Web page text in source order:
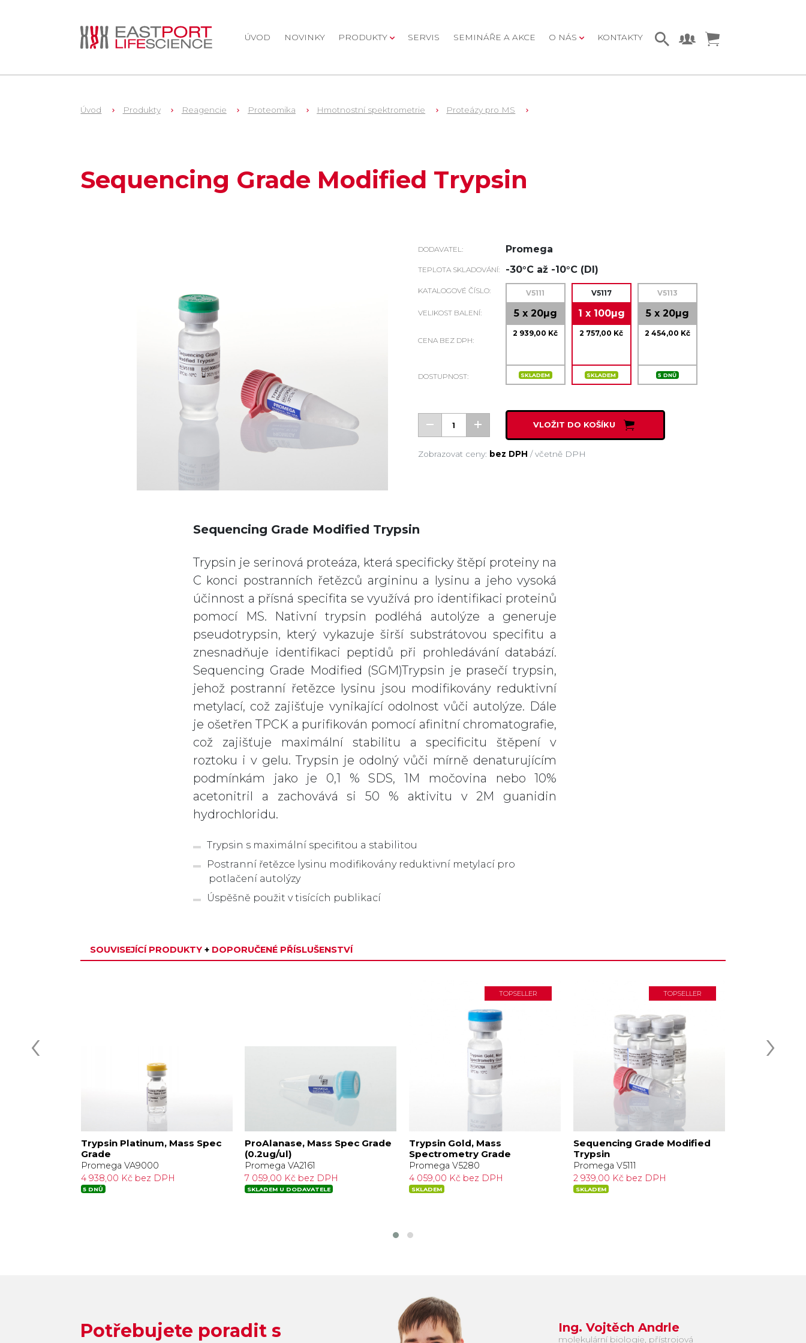
ÚVOD NOVINKY PRODUKTY SERVIS SEMINÁŘE A AKCE O NÁS KONTAKTY
Úvod Produkty Reagencie Proteomika Hmotnostní spektrometrie Proteázy pro MS
Sequencing Grade Modified Trypsin
DODAVATEL: Promega
TEPLOTA SKLADOVÁNÍ: -30°C až -10°C (DI)
KATALOGOVÉ ČÍSLO: V5111
5 x 20µg
2 939,00 Kč
SKLADEM
V5117
1 x 100µg
2 757,00 Kč
SKLADEM
V5113
5 x 20µg
2 454,00 Kč
5 DNŮ
VELIKOST BALENÍ:
CENA BEZ DPH:
DOSTUPNOST:
VLOŽIT DO KOŠÍKU
Zobrazovat ceny: bez DPH /včetně DPH
Sequencing Grade Modified Trypsin
Trypsin je serinová proteáza, která specificky štěpí proteiny na
C konci postranních řetězců argininu a lysinu a jeho vysoká
účinnost a přísná specifita se využívá pro identifikaci proteinů
pomocí MS. Nativní trypsin podléhá autolýze a generuje
pseudotrypsin, který vykazuje širší substrátovou specifitu a
znesnadňuje identifikaci peptidů při prohledávání databází.
Sequencing Grade Modified (SGM)Trypsin je prasečí trypsin,
jehož postranní řetězce lysinu jsou modifikovány reduktivní
metylací, což zajišťuje vynikající odolnost vůči autolýze. Dále
je ošetřen TPCK a purifikován pomocí afinitní chromatografie,
což zajišťuje maximální stabilitu a specificitu štěpení v
roztoku i v gelu. Trypsin je odolný vůči mírně denaturujícím
podmínkám jako je 0,1 % SDS, 1M močovina nebo 10%
acetonitril a zachovává si 50 % aktivitu v 2M guanidin
hydrochloridu.
Trypsin s maximální specifitou a stabilitou
Postranní řetězce lysinu modifikovány reduktivní metylací pro
potlačení autolýzy
Úspěšně použit v tisících publikací
SOUVISEJÍCÍ PRODUKTY+ DOPORUČENÉ PŘÍSLUŠENSTVÍ
Trypsin Platinum, Mass Spec
Grade
Promega VA9000
4 938,00 Kč bez DPH
5 DNŮ
ProAlanase, Mass Spec Grade
(0.2ug/ul)
Promega VA2161
7 059,00 Kč bez DPH
SKLADEM U DODAVATELE
Trypsin Gold, Mass
Spectrometry Grade
Promega V5280
4 059,00 Kč bez DPH
SKLADEM
TOPSELLER
Sequencing Grade Modified
Trypsin
Promega V5111
2 939,00 Kč bez DPH
SKLADEM
TOPSELLER
‹ ›
Potřebujete poradit s
Ing. Vojtěch Andrle
molekulární biologie, přístrojová